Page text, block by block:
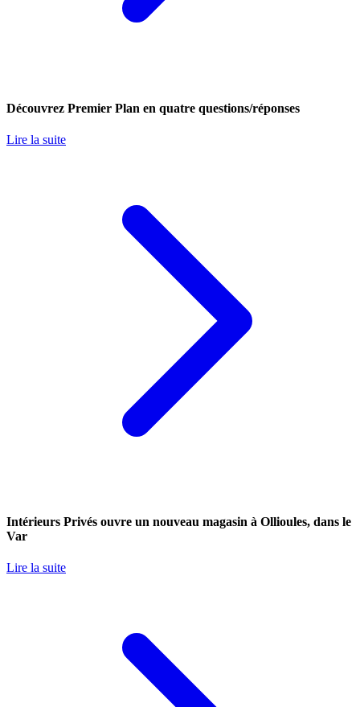
Découvrez Premier Plan en quatre questions/réponses
Lire la suite
Intérieurs Privés ouvre un nouveau magasin à Ollioules, dans le
Var
Lire la suite